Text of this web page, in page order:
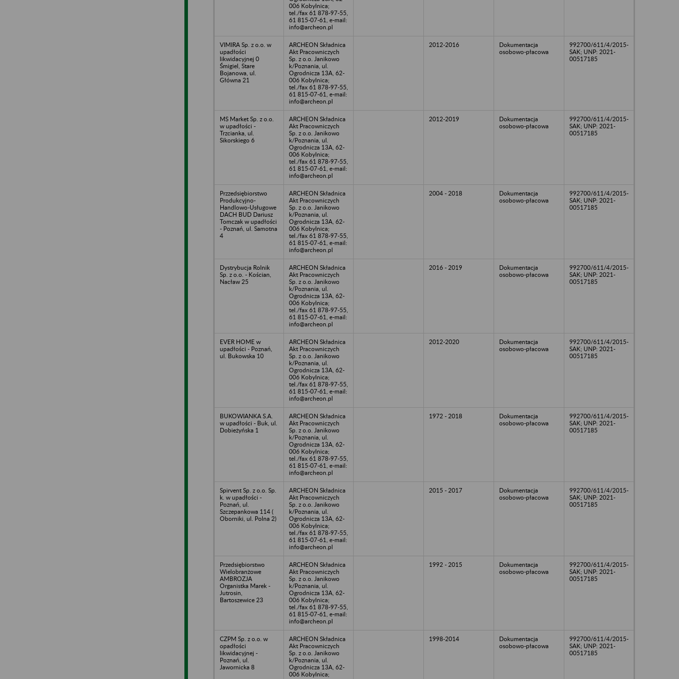
006 Kobylnica;
tel./fax 61 878-97-55,
61 815-07-61, e-mail:
info@archeon.pl
VIMIRA Sp. z o.o. w
upadłości
likwidacyjnej 0
Śmigiel, Stare
Bojanowa, ul.
Główna 21
ARCHEON Składnica
Akt Pracowniczych
Sp. z o.o. Janikowo
k/Poznania, ul.
Ogrodnicza 13A, 62-
006 Kobylnica;
tel./fax 61 878-97-55,
61 815-07-61, e-mail:
info@archeon.pl
2012-2016
Dokumentacja
osobowo-płacowa
992700/611/4/2015-
SAK; UNP: 2021-
00517185
MS Market Sp. z o.o.
w upadłości -
Trzcianka, ul.
Sikorskiego 6
ARCHEON Składnica
Akt Pracowniczych
Sp. z o.o. Janikowo
k/Poznania, ul.
Ogrodnicza 13A, 62-
006 Kobylnica;
tel./fax 61 878-97-55,
61 815-07-61, e-mail:
info@archeon.pl
2012-2019
Dokumentacja
osobowo-płacowa
992700/611/4/2015-
SAK; UNP: 2021-
00517185
Przzedsiębiorstwo
Produkcyjno-
Handlowo-Usługowe
DACH BUD Dariusz
Tomczak w upadłości
- Poznań, ul. Samotna
4
ARCHEON Składnica
Akt Pracowniczych
Sp. z o.o. Janikowo
k/Poznania, ul.
Ogrodnicza 13A, 62-
006 Kobylnica;
tel./fax 61 878-97-55,
61 815-07-61, e-mail:
info@archeon.pl
2004 - 2018
Dokumentacja
osobowo-płacowa
992700/611/4/2015-
SAK; UNP: 2021-
00517185
Dystrybucja Rolnik
Sp. z o.o. - Kościan,
Nacław 25
ARCHEON Składnica
Akt Pracowniczych
Sp. z o.o. Janikowo
k/Poznania, ul.
Ogrodnicza 13A, 62-
006 Kobylnica;
tel./fax 61 878-97-55,
61 815-07-61, e-mail:
info@archeon.pl
2016 - 2019
Dokumentacja
osobowo-płacowa
992700/611/4/2015-
SAK; UNP: 2021-
00517185
EVER HOME w
upadłości - Poznań,
ul. Bukowska 10
ARCHEON Składnica
Akt Pracowniczych
Sp. z o.o. Janikowo
k/Poznania, ul.
Ogrodnicza 13A, 62-
006 Kobylnica;
tel./fax 61 878-97-55,
61 815-07-61, e-mail:
info@archeon.pl
2012-2020
Dokumentacja
osobowo-płacowa
992700/611/4/2015-
SAK; UNP: 2021-
00517185
BUKOWIANKA S.A.
w upadłości - Buk, ul.
Dobieżyńska 1
ARCHEON Składnica
Akt Pracowniczych
Sp. z o.o. Janikowo
k/Poznania, ul.
Ogrodnicza 13A, 62-
006 Kobylnica;
tel./fax 61 878-97-55,
61 815-07-61, e-mail:
info@archeon.pl
1972 - 2018
Dokumentacja
osobowo-płacowa
992700/611/4/2015-
SAK; UNP: 2021-
00517185
Spirvent Sp. z o.o. Sp.
k. w upadłości -
Poznań, ul.
Szczepankowa 114 (
Oborniki, ul. Polna 2)
ARCHEON Składnica
Akt Pracowniczych
Sp. z o.o. Janikowo
k/Poznania, ul.
Ogrodnicza 13A, 62-
006 Kobylnica;
tel./fax 61 878-97-55,
61 815-07-61, e-mail:
info@archeon.pl
2015 - 2017
Dokumentacja
osobowo-płacowa
992700/611/4/2015-
SAK; UNP: 2021-
00517185
Przedsiębiorstwo
Wielobranżowe
AMBROZJA
Organistka Marek -
Jutrosin,
Bartoszewice 23
ARCHEON Składnica
Akt Pracowniczych
Sp. z o.o. Janikowo
k/Poznania, ul.
Ogrodnicza 13A, 62-
006 Kobylnica;
tel./fax 61 878-97-55,
61 815-07-61, e-mail:
info@archeon.pl
1992 - 2015
Dokumentacja
osobowo-płacowa
992700/611/4/2015-
SAK; UNP: 2021-
00517185
CZPM Sp. z o.o. w
opadłości
likwidacyjnej -
Poznań, ul.
Jawornicka 8
ARCHEON Składnica
Akt Pracowniczych
Sp. z o.o. Janikowo
k/Poznania, ul.
Ogrodnicza 13A, 62-
006 Kobylnica;
1998-2014
Dokumentacja
osobowo-płacowa
992700/611/4/2015-
SAK; UNP: 2021-
00517185